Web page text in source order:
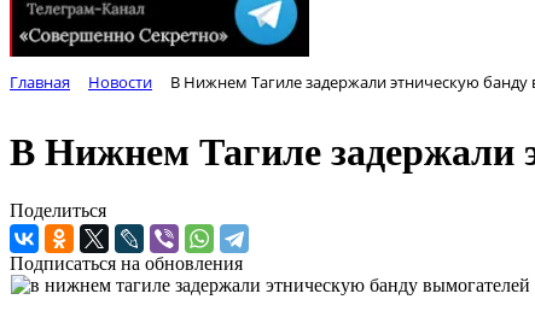
Главная Новости В Нижнем Тагиле задержали этническую банду
В Нижнем Тагиле задержали
Поделиться
Подписаться на обновления